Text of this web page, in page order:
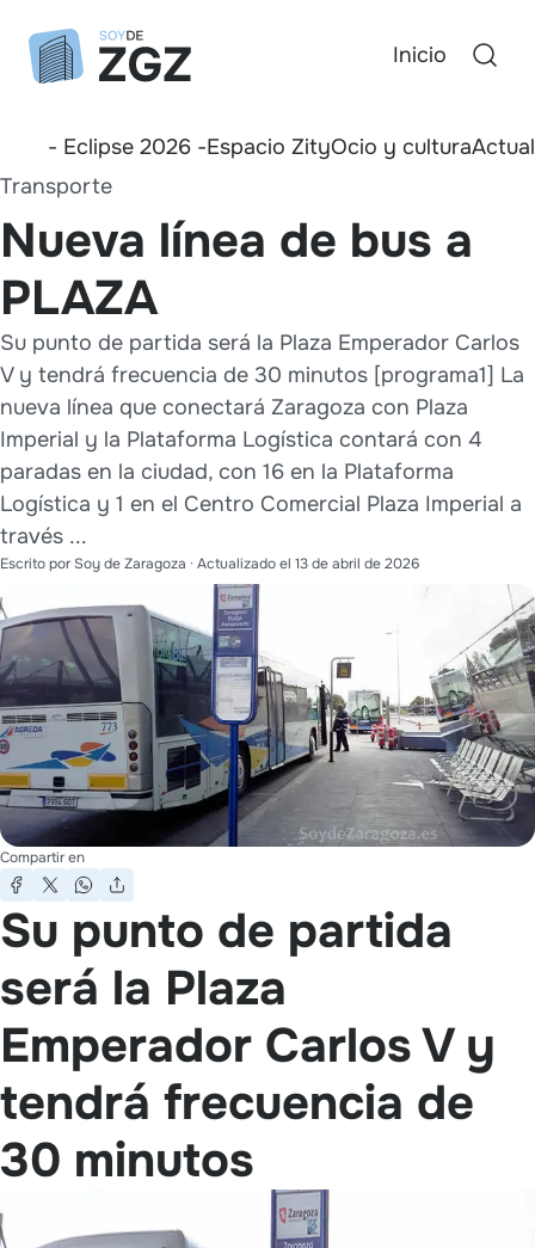
Inicio
- Eclipse 2026 -Espacio ZityOcio y cultura
Transporte
Nueva línea de bus a
PLAZA
Su punto de partida será la Plaza Emperador Carlos
V y tendrá frecuencia de 30 minutos [programa1] La
nueva línea que conectará Zaragoza con Plaza
Imperial y la Plataforma Logística contará con 4
paradas en la ciudad, con 16 en la Plataforma
Logística y 1 en el Centro Comercial Plaza Imperial a
través ...
Escrito porSoy de Zaragoza · Actualizado el 13 de abril de 2026
Compartir en
Su punto de partida
será la Plaza
Emperador Carlos V y
tendrá frecuencia de
30 minutos